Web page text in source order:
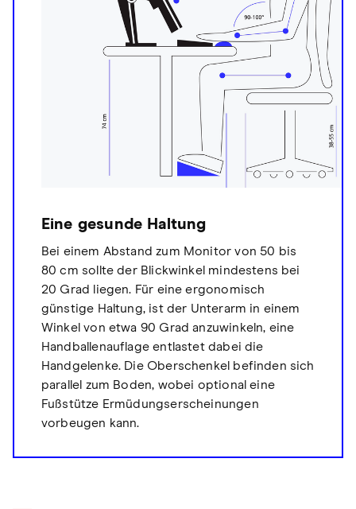
Eine gesunde Haltung
Bei einem Abstand zum Monitor von 50 bis
80 cm sollte der Blickwinkel mindestens bei
20 Grad liegen. Für eine ergonomisch
günstige Haltung, ist der Unterarm in einem
Winkel von etwa 90 Grad anzuwinkeln, eine
Handballenauflage entlastet dabei die
Handgelenke. Die Oberschenkel befinden sich
parallel zum Boden, wobei optional eine
Fußstütze Ermüdungserscheinungen
vorbeugen kann.